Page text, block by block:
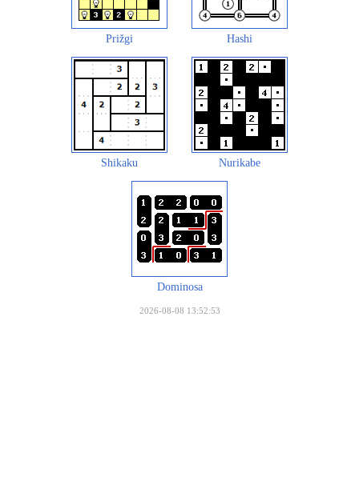
Prižgi Hashi
Shikaku Nurikabe
Dominosa
2026-08-08 13:52:53